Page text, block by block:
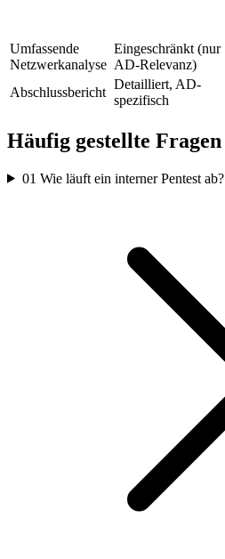
Umfassende
Netzwerkanalyse
Eingeschränkt (nur
AD-Relevanz)
Abschlussbericht
Detailliert, AD-
spezifisch
Häufig gestellte Fragen
01 Wie läuft ein interner Pentest ab?